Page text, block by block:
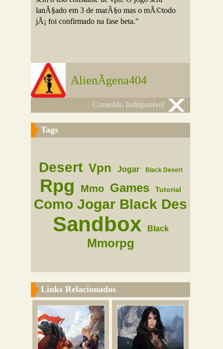
lanÃ§ado em 3 de marÃ§o mas o mÃ©todo
jÃ¡ foi confirmado na fase beta."
AlienÃ­gena404
Conteúdo Indisponível
Tags
Desert Vpn Jogar Black Desert
Rpg Mmo Games Tutorial
Como Jogar Black Des
Sandbox Black
Mmorpg
Links Relacionados